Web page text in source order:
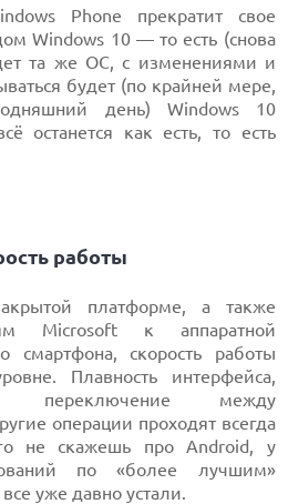
Phone прекратит свое
Windows 10 — то есть (снова
та же ОС, с изменениями и
будет (по крайней мере,
день) Windows 10
останется как есть, то есть
работы
платформе, а также
Microsoft к аппаратной
смартфона, скорость работы
Плавность интерфейса,
переключение между
операции проходят всегда
не скажешь про Android, у
по «более лучшим»
уже давно устали.